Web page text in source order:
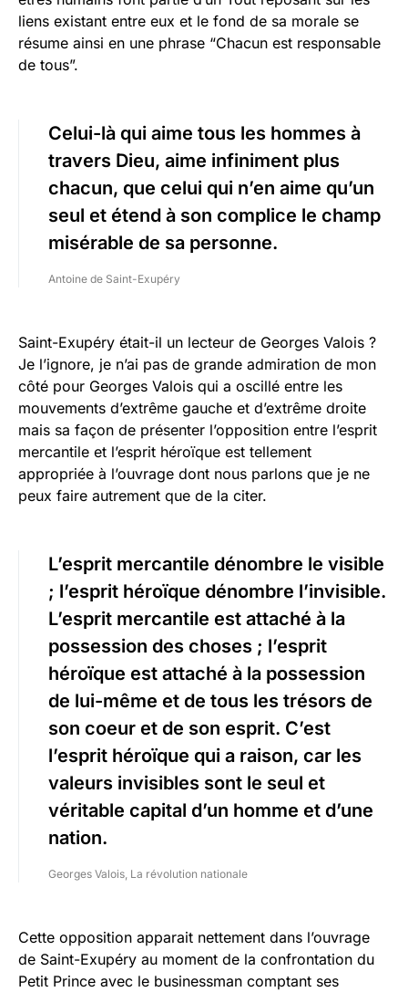
liens existant entre eux et le fond de sa morale se
résume ainsi en une phrase “Chacun est responsable
de tous”.
Celui-là qui aime tous les hommes à
travers Dieu, aime infiniment plus
chacun, que celui qui n’en aime qu’un
seul et étend à son complice le champ
misérable de sa personne.
Antoine de Saint-Exupéry
Saint-Exupéry était-il un lecteur de Georges Valois ?
Je l’ignore, je n’ai pas de grande admiration de mon
côté pour Georges Valois qui a oscillé entre les
mouvements d’extrême gauche et d’extrême droite
mais sa façon de présenter l’opposition entre l’esprit
mercantile et l’esprit héroïque est tellement
appropriée à l’ouvrage dont nous parlons que je ne
peux faire autrement que de la citer.
L’esprit mercantile dénombre le visible
; l’esprit héroïque dénombre l’invisible.
L’esprit mercantile est attaché à la
possession des choses ; l’esprit
héroïque est attaché à la possession
de lui-même et de tous les trésors de
son coeur et de son esprit. C’est
l’esprit héroïque qui a raison, car les
valeurs invisibles sont le seul et
véritable capital d’un homme et d’une
nation.
Georges Valois, La révolution nationale
Cette opposition apparait nettement dans l’ouvrage
de Saint-Exupéry au moment de la confrontation du
Petit Prince avec le businessman comptant ses